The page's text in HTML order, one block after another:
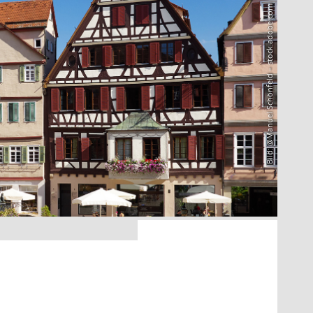
Bild: @Manuel Schönfeld – stock.adobe.com